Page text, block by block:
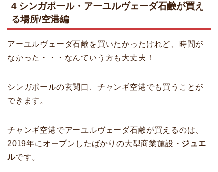
4 シンガポール・アーユルヴェーダ石鹸が買え
る場所/空港編
アーユルヴェーダ石鹸を買いたかったけれど、時間が
なかった・・・なんていう方も大丈夫！
シンガポールの玄関口、チャンギ空港でも買うことが
できます。
チャンギ空港でアーユルヴェーダ石鹸が買えるのは、
2019年にオープンしたばかりの大型商業施設・ ジュエ
ルです。